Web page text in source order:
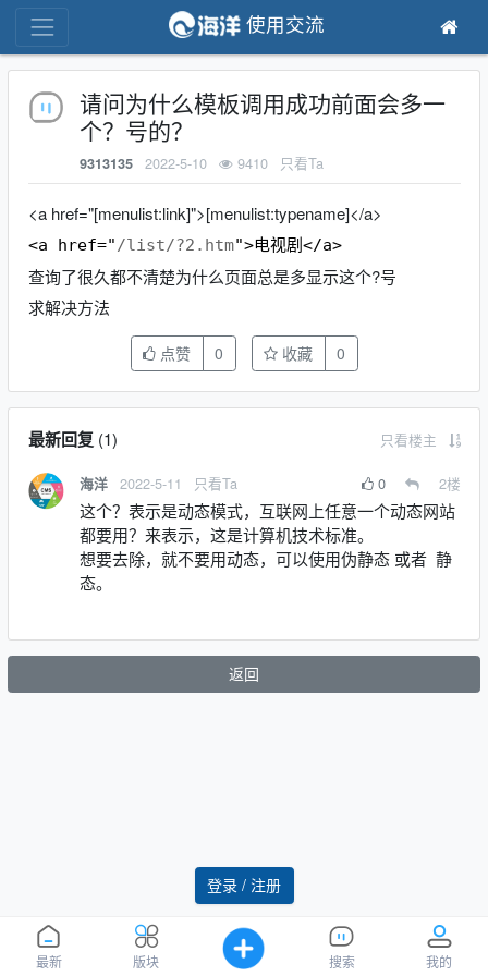
最新 版块 搜索 我的
登录 / 注册
使用交流
请问为什么模板调用成功前面会多一
个？号的？
9313135 2022-5-10 9410 只看Ta
<a href="[menulist:link]">[menulist:typename]</a>
<a href="/list/?2.htm">电视剧 </a>
查询了很久都不清楚为什么页面总是多显示这个?号
求解决方法
点赞 0 收藏 0
最新回复(1) 只看楼主
海洋 2022-5-11 只看Ta 0 2楼
这个？表示是动态模式，互联网上任意一个动态网站
都要用？来表示，这是计算机技术标准。
想要去除，就不要用动态，可以使用伪静态 或者 静
态。
返回